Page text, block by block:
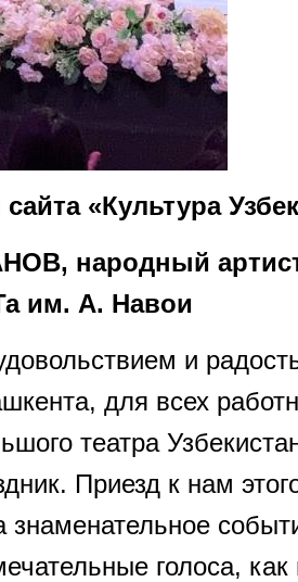
«Культура
народный артист
им. А. Навои
и
для всех
театра
Приезд к нам
знаменательное
голоса,